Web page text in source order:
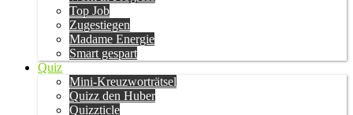
Top Job
Zugestiegen
Madame Energie
Smart gespart
Quiz
Mini-Kreuzworträtsel
Quizz den Huber
Quizzticle